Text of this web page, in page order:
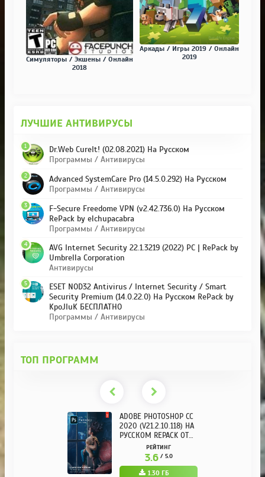
Симуляторы / Экшены / Онлайн
2018
Аркады / Игры 2019 / Онлайн
2019
ЛУЧШИЕ АНТИВИРУСЫ
Dr.Web CureIt! (02.08.2021) На Русском
Программы / Антивирусы
1
Advanced SystemCare Pro (14.5.0.292) На Русском
Программы / Антивирусы
2
F-Secure Freedome VPN (v2.42.736.0) На Русском
RePack by elchupacabra
Программы / Антивирусы
3
AVG Internet Security 22.1.3219 (2022) PC | RePack by
Umbrella Corporation
Антивирусы
4
ESET NOD32 Antivirus / Internet Security / Smart
Security Premium (14.0.22.0) На Русском RePack by
KpoJIuK БЕСПЛАТНО
Программы / Антивирусы
5
ТОП ПРОГРАММ
ADOBE PHOTOSHOP CC
2020 (V21.2.10.118) НА
РУССКОМ REPACK ОТ
KPOJIUKРЕЙТИНГ
3.6/ 5.0
1.30 ГБ